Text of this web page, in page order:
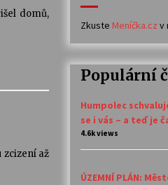
domů,
zcizení až
Zkuste Meníčka.cz v
Populární
Humpolec
se i vás – a teď je
4.6k views
ÚZEMNÍ PLÁN: